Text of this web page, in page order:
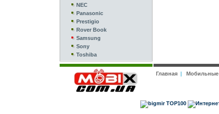
NEC
Panasonic
Prestigio
Rover Book
Samsung
Sony
Toshiba
Главная|